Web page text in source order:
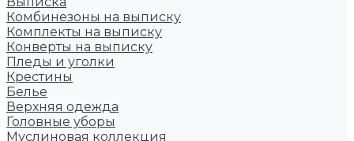
Комбинезоны на выписку
Комплекты на выписку
Конверты на выписку
Пледы и уголки
Крестины
Белье
Верхняя одежда
Головные уборы
Муслиновая коллекция